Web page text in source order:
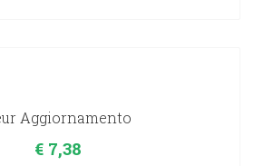
Aggiornamento
€7,38